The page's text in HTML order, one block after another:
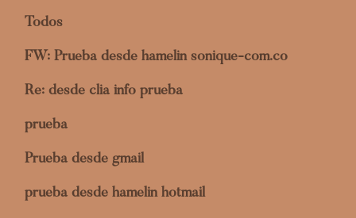
Todos
FW: Prueba desde hamelin sonique-com.co
Re: desde clia info prueba
prueba
Prueba desde gmail
prueba desde hamelin hotmail